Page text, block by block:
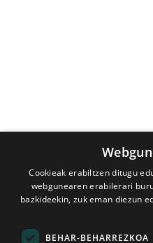
Cookieak erabiltzen ditugu
webgunearen erabilerari
bazkideekin, zuk eman diezun
BEHAR-BEHARREZKOA